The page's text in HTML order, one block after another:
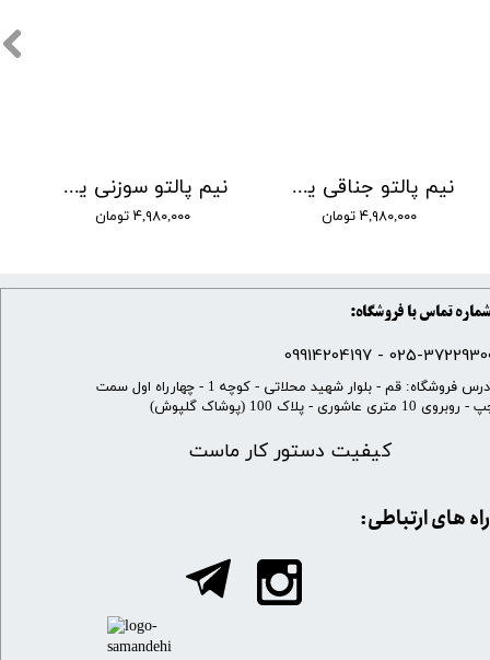
نیم پالتو سوزنی یقه بلیزر سرمه ای
۴,۹۸۰,۰۰۰ تومان
نیم پالتو جناقی یقه بلیزر مشکی
۴,۹۸۰,۰۰۰ تومان
شماره تماس با فروشگاه:
025-37229300 -
کیفیت دستور کار ماست
​آدرس فروشگاه: قم - بلوار شهید محلاتی - کوچه 1 - چهارراه اول سمت
10 متری عاشوری - پلاک 100 (پوشاک گلپوش)
​​راه های ارتباطی: